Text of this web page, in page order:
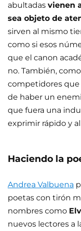
abultadas vienen
sea objeto de
sirven al mismo
como si esos
que el canon
no. También,
competidores que
de haber un
que fuera una
exprimir rápido y
Haciendo la
Andrea Valbuena
poetas con tirón
nombres como
nuevos lectores a